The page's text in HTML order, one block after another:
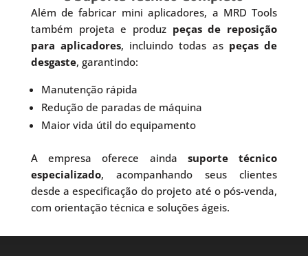
Além de fabricar mini aplicadores, a MRD Tools
também projeta e produz peças de reposição
para aplicadores, incluindo todas as peças de
desgaste, garantindo:
Manutenção rápida
Redução de paradas de máquina
Maior vida útil do equipamento
A empresa oferece ainda suporte técnico
especializado, acompanhando seus clientes
desde a especificação do projeto até o pós-venda,
com orientação técnica e soluções ágeis.